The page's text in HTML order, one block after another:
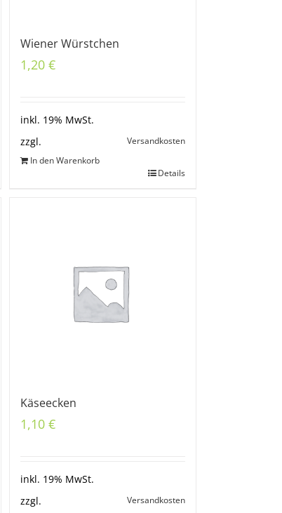
Wiener Würstchen
1,20€
inkl. 19% MwSt.
zzgl.
Versandkosten
In den Warenkorb
Details
Käseecken
1,10€
inkl. 19% MwSt.
zzgl.
Versandkosten